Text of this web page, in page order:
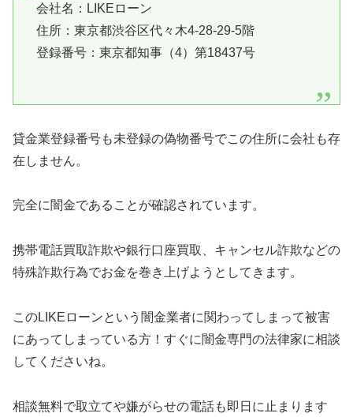
会社名：LIKEローン
住所：東京都渋谷区代々木4-28-29-5階
登録番号：東京都知事（4）第18437号
貸金業登録番号も未登録の偽物番号でこの住所に会社も存
在しません。
完全に闇金であることが確認されています。
携帯電話買取詐欺や銀行口座買取、キャンセル詐欺などの
特殊詐欺行為でお金を巻き上げようとしてきます。
このLIKEローンという闇金業者に関わってしまって被害
にあってしまっている方！すぐに闇金専門の法律家に相談
してくださいね。
相談無料で取立てや嫌がらせの電話も即日に止まります